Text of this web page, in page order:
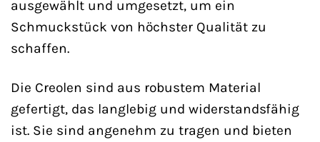
ausgewählt und umgesetzt, um ein
Schmuckstück von höchster Qualität zu
schaffen.
Die Creolen sind aus robustem Material
gefertigt, das langlebig und widerstandsfähig
ist. Sie sind angenehm zu tragen und bieten